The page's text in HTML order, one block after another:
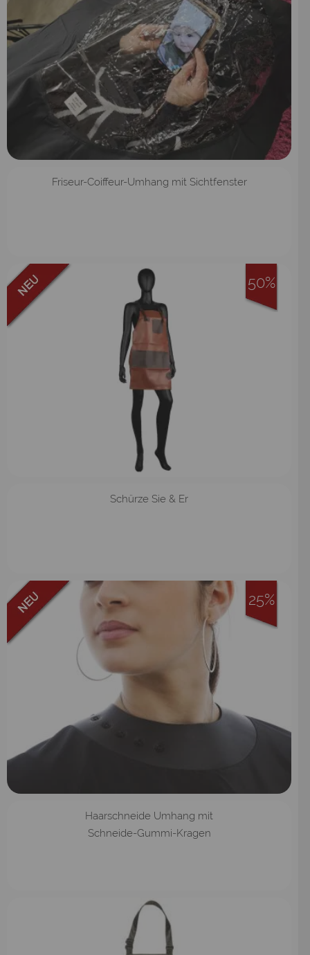
Friseur-Coiffeur-Umhang mit Sichtfenster
Schürze Sie & Er
50%
Haarschneide Umhang mit
Schneide-Gummi-Kragen
25%